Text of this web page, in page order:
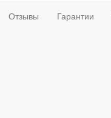
Отзывы Гарантии